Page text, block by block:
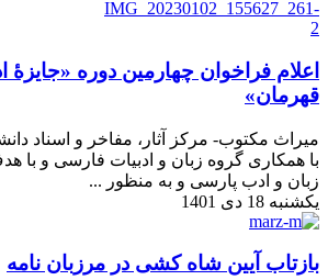
اعلام فراخوان چهارمین دوره «جایزۀ
قهرمان»
میراث مکتوب- مرکز آثار، مفاخر و اسناد
با همکاری گروه زبان و ادبیات فارسی و با
زبان و ادب پارسی و به منظور ...
یکشنبه 18 دی 1401
بازتاب آیین شاه کشی در مرزبان نامه